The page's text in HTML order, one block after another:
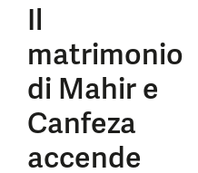
Il
matrimonio
di Mahir e
Canfeza
accende